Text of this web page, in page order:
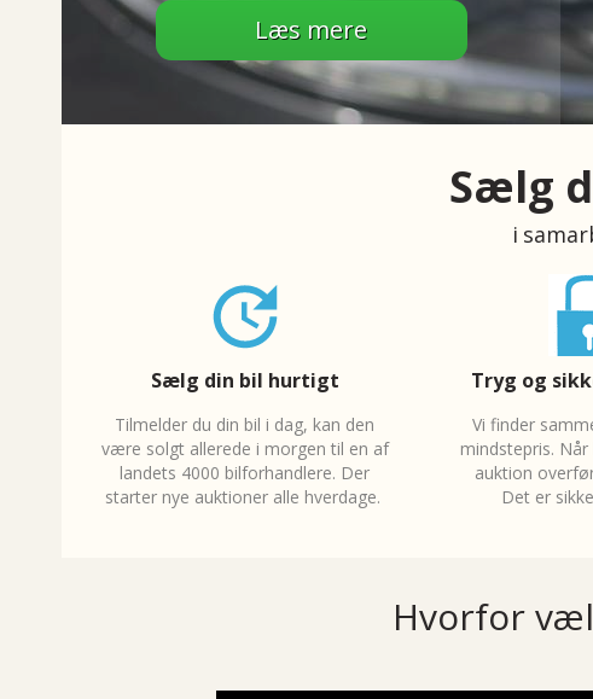
Sælg
Sælg din bil hurtigt
Tilmelder du din bil i dag, kan den
være solgt allerede i morgen til en af
landets 4000 bilforhandlere. Der
starter nye auktioner alle hverdage.
Vi finder
mindstepris.
auktion
Det er
Tryg og
Hvorfor
i
Læs mere